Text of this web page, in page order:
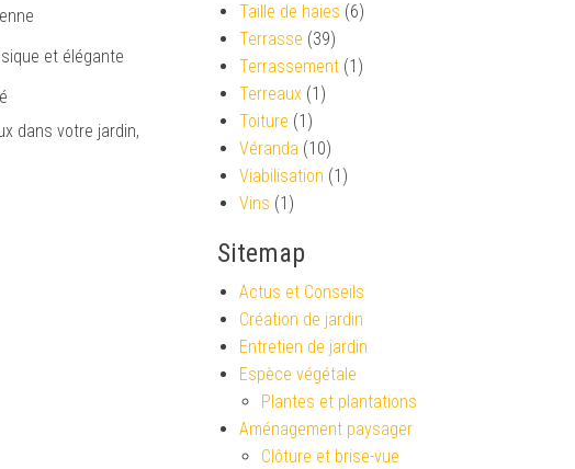
et élégante
dans votre jardin,
Taille de haies (6)
Terrasse (39)
Terrassement (1)
Terreaux (1)
Toiture (1)
Véranda (10)
Viabilisation (1)
Vins (1)
Sitemap
Actus et Conseils
Création de jardin
Entretien de jardin
Espèce végétale
Plantes et plantations
Aménagement paysager
Clôture et brise-vue